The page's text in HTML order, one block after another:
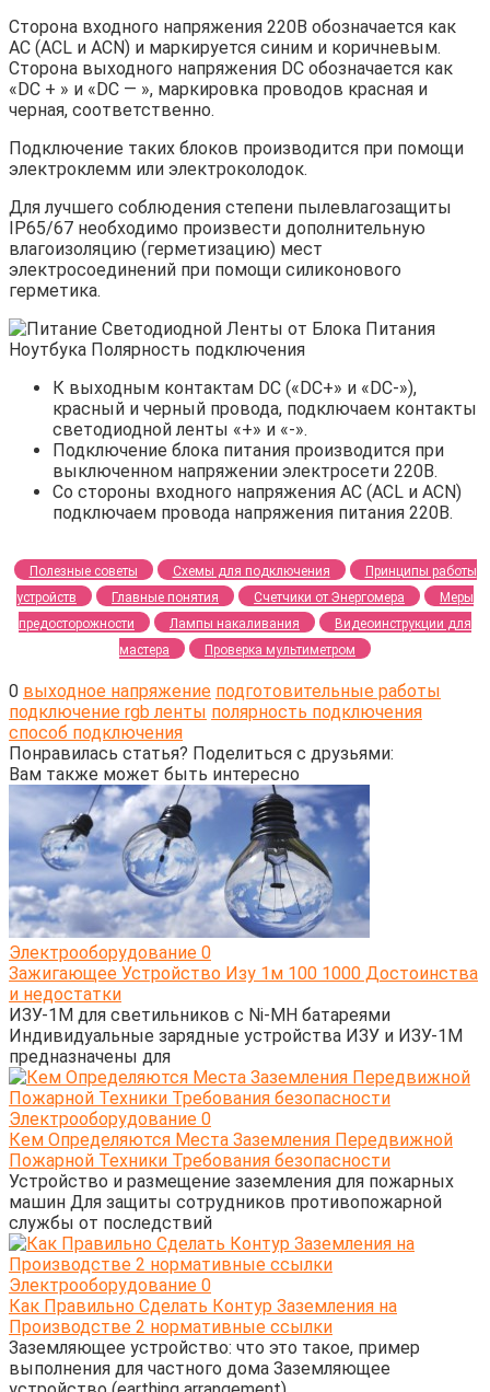
Сторона входного напряжения 220В обозначается как
АС (АСL и АСN) и маркируется синим и коричневым.
Сторона выходного напряжения DC обозначается как
«DC + » и «DC — », маркировка проводов красная и
черная, соответственно.
Подключение таких блоков производится при помощи
электроклемм или электроколодок.
Для лучшего соблюдения степени пылевлагозащиты
IP65/67 необходимо произвести дополнительную
влагоизоляцию (герметизацию) мест
электросоединений при помощи силиконового
герметика.
К выходным контактам DC («DC+» и «DC-»),
красный и черный провода, подключаем контакты
светодиодной ленты «+» и «-».
Подключение блока питания производится при
выключенном напряжении электросети 220В.
Со стороны входного напряжения AC (ACL и ACN)
подключаем провода напряжения питания 220В.
Полезные советы Схемы для подключения
Принципы работы
устройств
Главные понятия Счетчики от Энергомера
Меры
предосторожности
Лампы накаливания
Видеоинструкции для
мастера
Проверка мультиметром
0 выходное напряжение подготовительные работы
подключение rgb ленты полярность подключения
способ подключения
Понравилась статья? Поделиться с друзьями:
Вам также может быть интересно
Электрооборудование 0
Зажигающее Устройство Изу 1м 100 1000 Достоинства
и недостатки
ИЗУ-1М для светильников с Ni-MH батареями
Индивидуальные зарядные устройства ИЗУ и ИЗУ-1М
предназначены для
Электрооборудование 0
Кем Определяются Места Заземления Передвижной
Пожарной Техники Требования безопасности
Устройство и размещение заземления для пожарных
машин Для защиты сотрудников противопожарной
службы от последствий
Электрооборудование 0
Как Правильно Сделать Контур Заземления на
Производстве 2 нормативные ссылки
Заземляющее устройство: что это такое, пример
выполнения для частного дома Заземляющее